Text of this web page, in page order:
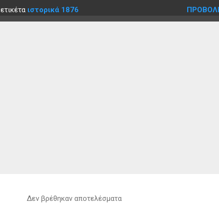
ιστορικά 1876
Δεν βρέθηκαν αποτελέσματα